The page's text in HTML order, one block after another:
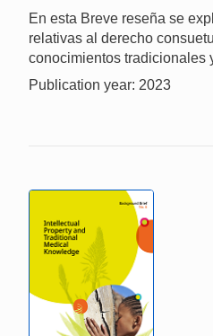
En esta Breve reseña se
relativas al derecho
conocimientos tradicionales
Publication year: 2023